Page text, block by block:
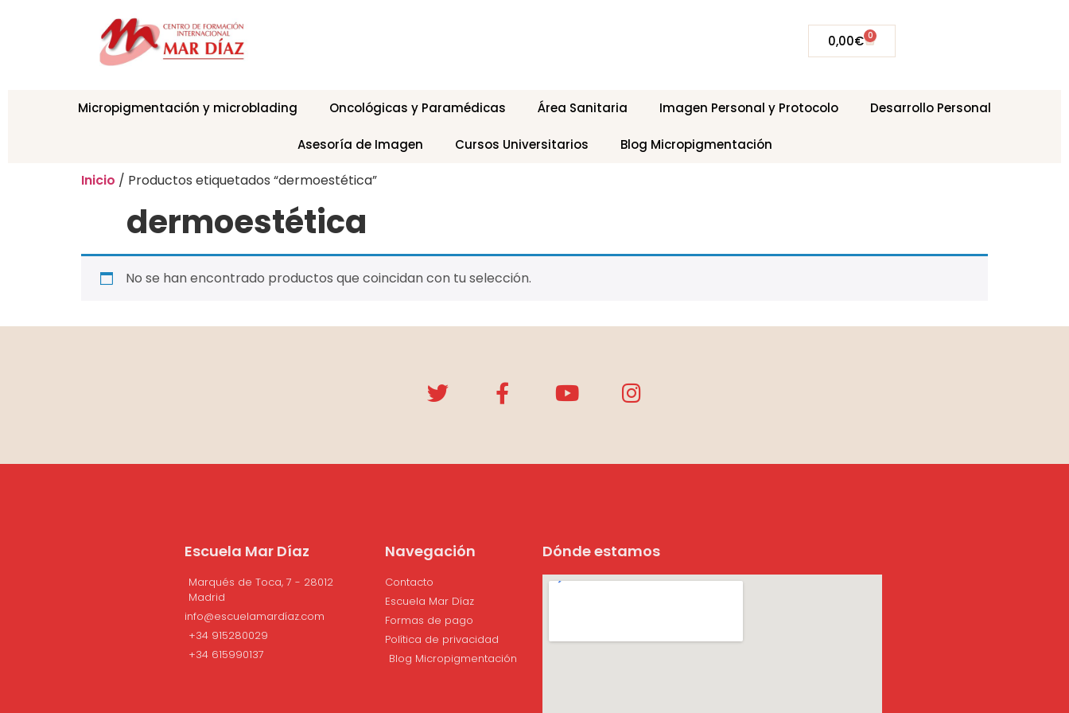
0,00€ 0
Micropigmentación y microblading Oncológicas y Paramédicas Área Sanitaria Imagen Personal y Protocolo Desarrollo Personal
Asesoría de Imagen Cursos Universitarios Blog Micropigmentación
Inicio / Productos etiquetados “dermoestética”
dermoestética
No se han encontrado productos que coincidan con tu selección.
Escuela Mar Díaz
Marqués de Toca, 7 - 28012
Madrid
info@escuelamardíaz.com
+34 915280029
+34 615990137
Navegación
Contacto
Escuela Mar Díaz
Formas de pago
Política de privacidad
Blog Micropigmentación
Dónde estamos